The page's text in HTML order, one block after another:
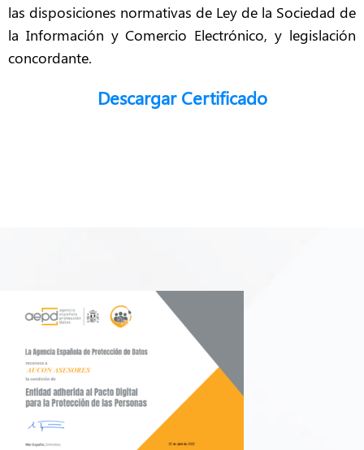
las disposiciones normativas de Ley de la Sociedad de
la Información y Comercio Electrónico, y legislación
concordante.
Descargar Certificado